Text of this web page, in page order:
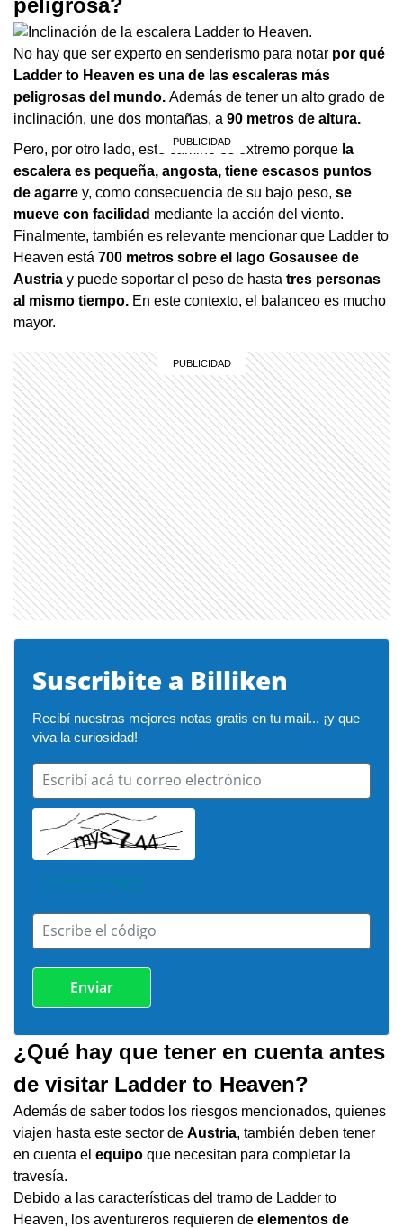
peligrosa?
No hay que ser experto en senderismo para notar por qué
Ladder to Heaven es una de las escaleras más
peligrosas del mundo. Además de tener un alto grado de
inclinación, une dos montañas, a 90 metros de altura.
Pero, por otro lado, este camino es extremo porque la
escalera es pequeña, angosta, tiene escasos puntos
de agarre y, como consecuencia de su bajo peso, se
mueve con facilidad mediante la acción del viento.
Finalmente, también es relevante mencionar que Ladder to
Heaven está 700 metros sobre el lago Gosausee de
Austria y puede soportar el peso de hasta tres personas
al mismo tiempo. En este contexto, el balanceo es mucho
mayor.
Suscribite a Billiken
Recibí nuestras mejores notas gratis en tu mail... ¡y que
viva la curiosidad!
Escribí acá tu correo electrónico
Cambiar imagen
Escribe el código
¿Qué hay que tener en cuenta antes
de visitar Ladder to Heaven?
Además de saber todos los riesgos mencionados, quienes
viajen hasta este sector de Austria, también deben tener
en cuenta el equipo que necesitan para completar la
travesía.
Debido a las características del tramo de Ladder to
Heaven, los aventureros requieren de elementos de